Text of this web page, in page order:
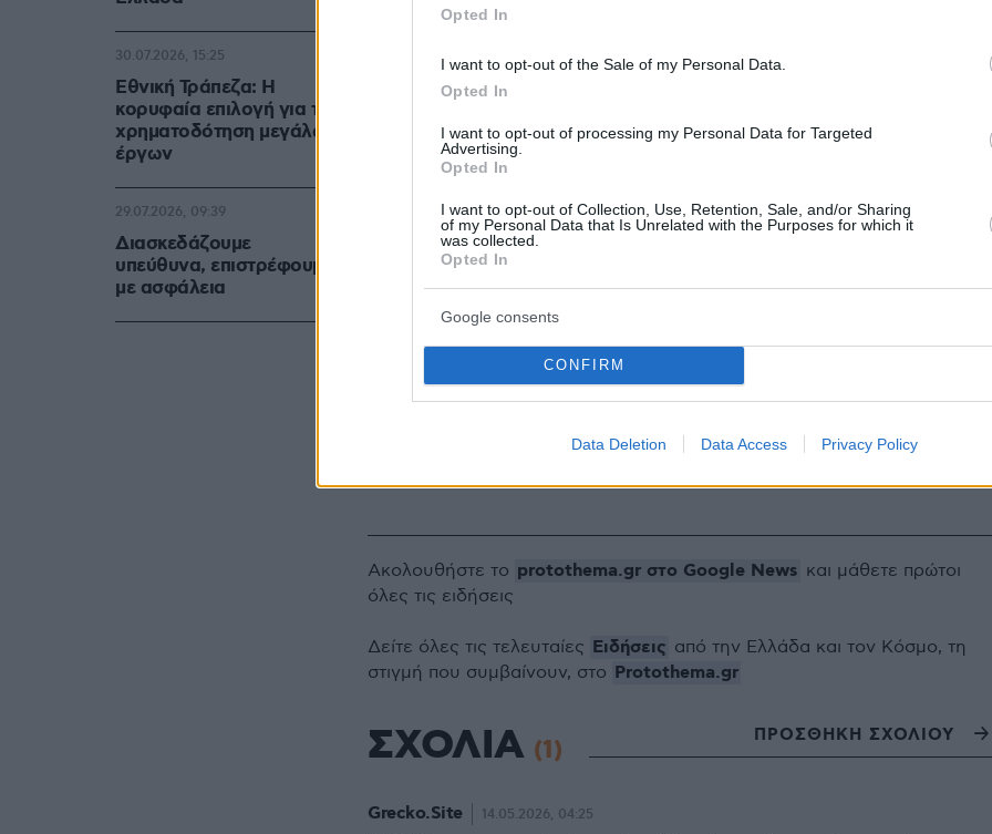
Opted In
I want to opt-out of the Sale of my Personal Data.
Opted In
I want to opt-out of processing my Personal Data for Targeted
Advertising.
Opted In
I want to opt-out of Collection, Use, Retention, Sale, and/or Sharing
of my Personal Data that Is Unrelated with the Purposes for which it
was collected.
Opted In
Google consents
CONFIRM
Data Deletion Data Access Privacy Policy
ημιτελικό της φετινής Eurovision
Εθνική Τράπεζα: Η
κορυφαία επιλογή για τη
χρηματοδότηση μεγάλων
έργων
30.07.2026, 15:25
Διασκεδάζουμε
υπεύθυνα, επιστρέφουμε
με ασφάλεια
29.07.2026, 09:39
Ακολουθήστε το protothema.gr στο Google News και μάθετε πρώτοι
όλες τις ειδήσεις
Δείτε όλες τις τελευταίες Ειδήσεις από την Ελλάδα και τον Κόσμο, τη
στιγμή που συμβαίνουν, στο Protothema.gr
ΣΧΟΛΙΑ (1) ΠΡΟΣΘΗΚΗ ΣΧΟΛΙΟΥ
Grecko.Site 14.05.2026, 04:25